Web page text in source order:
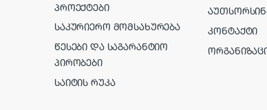
ᲞᲠᲝᲔᲥᲢᲔᲑᲘ
ᲡᲐᲙᲣᲠᲘᲔᲠᲝ ᲛᲝᲛᲡᲐᲮᲣᲠᲔᲑᲐ
ᲬᲔᲡᲔᲑᲘ ᲓᲐ ᲡᲐᲒᲐᲠᲐᲜᲢᲘᲝ
ᲞᲘᲠᲝᲑᲔᲑᲘ
ᲡᲐᲘᲢᲘᲡ ᲠᲣᲙᲐ
ᲙᲝᲜᲢᲐᲥᲢᲘ